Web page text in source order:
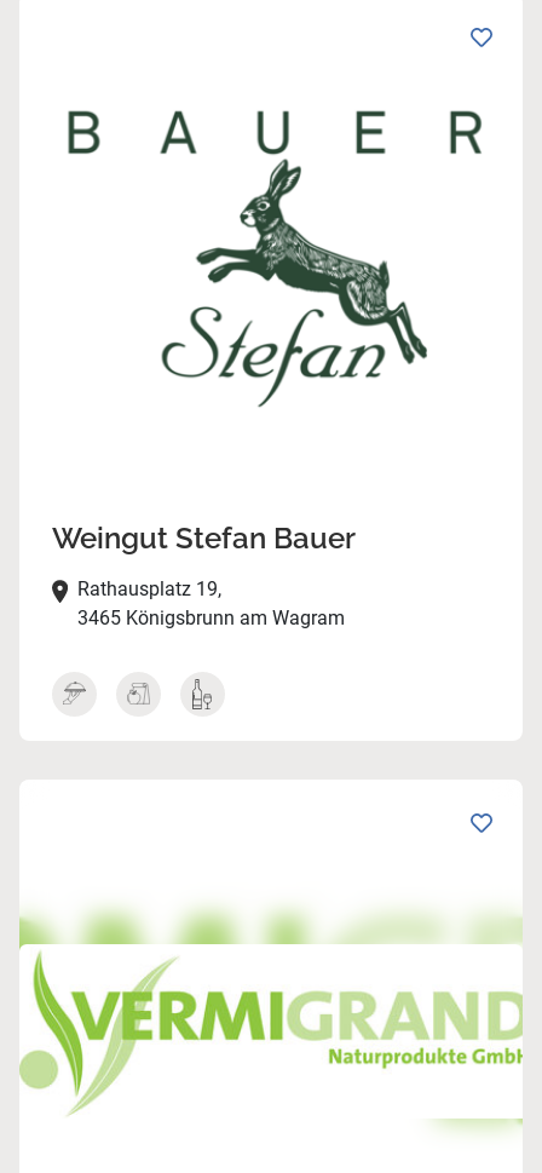
Weingut Stefan Bauer
Rathausplatz 19,
3465 Königsbrunn am Wagram